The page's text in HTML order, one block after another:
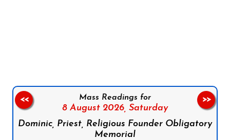
Mass Readings for
8 August 2026, Saturday
Dominic, Priest, Religious Founder Obligatory
Memorial
<< >>